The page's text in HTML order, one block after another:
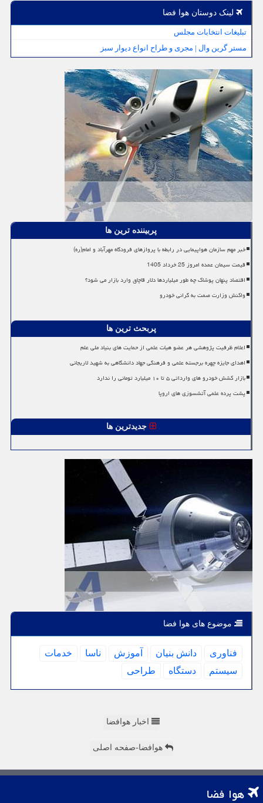
لینک دوستان هوا فضا
تبلیغات انتخابات مجلس
مستر گرین وال | مجری و طراح انواع دیوار سبز
پربیننده ترین ها
خبر مهم سازمان هواپیمایی در رابطه با پروازهای فرودگاه مهرآباد و امام(ره)
قیمت سیمان عمده امروز 25 خرداد 1405
اقتصاد پنهان پوشاک چه طور میلیاردها دلار قاچاق وارد بازار می شود؟
واکنش وزارت صمت به گرانی خودرو
پربحث ترین ها
اعلام ظرفیت پژوهشی هر عضو هیات علمی از حمایت های بنیاد ملی علم
اهدای جایزه چهره برجسته علمی و فرهنگی جهاد دانشگاهی به شهید لاریجانی
بازار کشش خودرو های وارداتی ۵ تا ۱۰ میلیارد تومانی را ندارد
پشت پرده علمی آتشسوزی های اروپا
جدیدترین ها
موضوع های هوا فضا
فناوری دانش بنیان آموزش ناسا
خدمات
سیستم
دستگاه طراحی
اخبار هوافضا
هوافضا-صفحه اصلی
هوا فضا